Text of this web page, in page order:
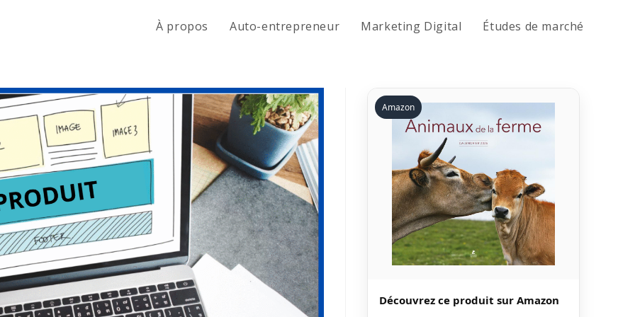
À propos Auto-entrepreneur Marketing Digital Études de marché
Amazon
Découvrez ce produit sur Amazon